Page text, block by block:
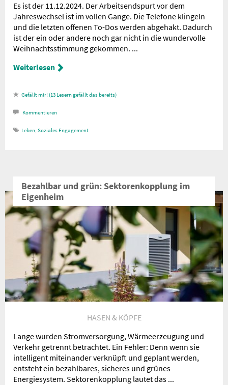
Es ist der 11.12.2024. Der Arbeitsendspurt vor dem
Jahreswechsel ist im vollen Gange. Die Telefone klingeln
und die letzten offenen To-Dos werden abgehakt. Dadurch
ist der ein oder andere noch gar nicht in die wundervolle
Weihnachtsstimmung gekommen. ...
Weiterlesen
13 Lesern gefällt das
Kommentieren
Leben, Soziales Engagement
Bezahlbar und grün: Sektorenkopplung im
Eigenheim
HASEN & KÖPFE
Lange wurden Stromversorgung, Wärmeerzeugung und
Verkehr getrennt betrachtet. Ein Fehler: Denn wenn sie
intelligent miteinander verknüpft und geplant werden,
entsteht ein bezahlbares, sicheres und grünes
Energiesystem. Sektorenkopplung lautet das ...